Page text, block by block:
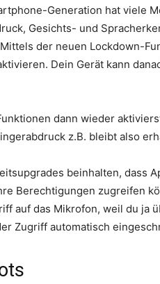
Generation hat viele
Gesichts- und
der neuen Lockdown-
Dein Gerät kann
dann wieder
z.B. bleibt also
beinhalten, dass
Berechtigungen zugreifen
auf das Mikrofon, weil du ja
Zugriff automatisch